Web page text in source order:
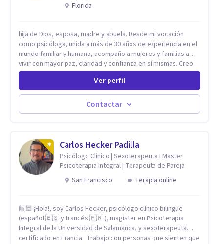
Florida
hija de Dios, esposa, madre y abuela. Desde mi vocación
como psicóloga, unida a más de 30 años de experiencia en el
mundo familiar y humano, acompaño a mujeres y familias a
vivir con mayor paz, claridad y confianza en sí mismas. Creo
profundamente que la vida está hecha de etapas, y que cada
ciclo —personal, emocional, espiritual y familiar— trae
oportunidades de crecimiento. Por eso utilizo una
combinación de psicología positiva, enfoque humanista,
herramientas contemporáneas de bienestar mental y
eres. Mi misión es ayudarte a ordenar tu mundo interior, sanar
lo que aún pesa, fortalecer tu autoestima, transformar la
relación contigo misma y con quienes amas, y enseñarte
herramientas prácticas para navegar la vida familiar con amor,
límites sanos, serenidad y propósito. Trabajo desde una
terapéuticos transformadores, cálidos y profundamente
humanos. Te acompaño a encontrar claridad, paz y propósito
en cada etapa de tu vida.
Ver perfil
Contactar
Carlos Hecker Padilla
Psicólogo Clínico | Sexoterapeuta I Master
Psicoterapia Integral | Terapeuta de Pareja
San Francisco
Terapia online
🙋🏻 ¡Hola!, soy Carlos Hecker, psicólogo clínico bilingüe
(español 🇪🇸 y francés 🇫🇷 ), magister en Psicoterapia
Integral de la Universidad de Salamanca, y sexoterapeuta
certificado en Francia. Trabajo con personas que sienten que